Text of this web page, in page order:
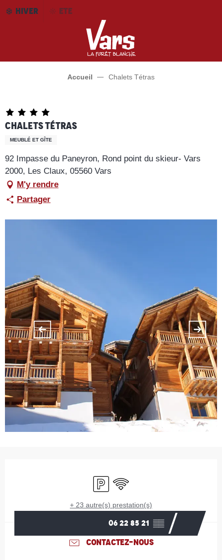
AllerHIVER ETE
Accueil Chalets Tétras
Chalets Tétras
MEUBLÉ ET GÎTE
92 Impasse du Paneyron, Rond point du skieur- Vars
2000, Les Claux, 05560 Vars
M'y rendre
Partager
ParkingWiFi
+ 23 autre(s) prestation(s)
06 22 85 21 ▒▒
CONTACTEZ-NOUS